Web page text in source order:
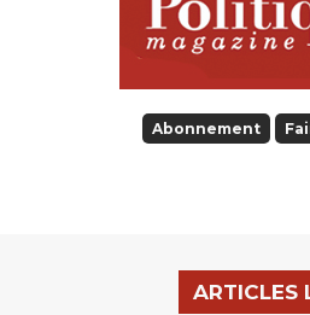
Abonnement
ARTICLES